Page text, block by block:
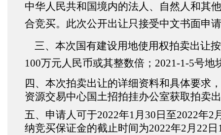
中华人民共和国境内的法人、自然人和其
合竞买。此次公开出让只接受中文书面申
三、本次国有建设用地使用权拍卖出让
100万元人民币或其整数倍；2021-1-5号
四、本次拍卖出让的详细资料和具体要求
资源交易中心国土招拍挂办公室获取拍卖
五、申请人可于2022年1月30日至2022年
纳竞买保证金的截止时间为2022年2月22